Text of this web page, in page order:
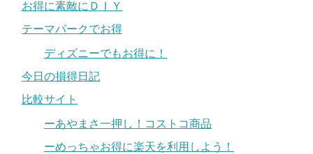
お得に素敵にＤＩＹ
テーマパークでお得
ディズニーでもお得に！
今日の損得日記
比較サイト
ーあやまさ一押し！コストコ商品
ーめっちゃお得に楽天を利用しよう！